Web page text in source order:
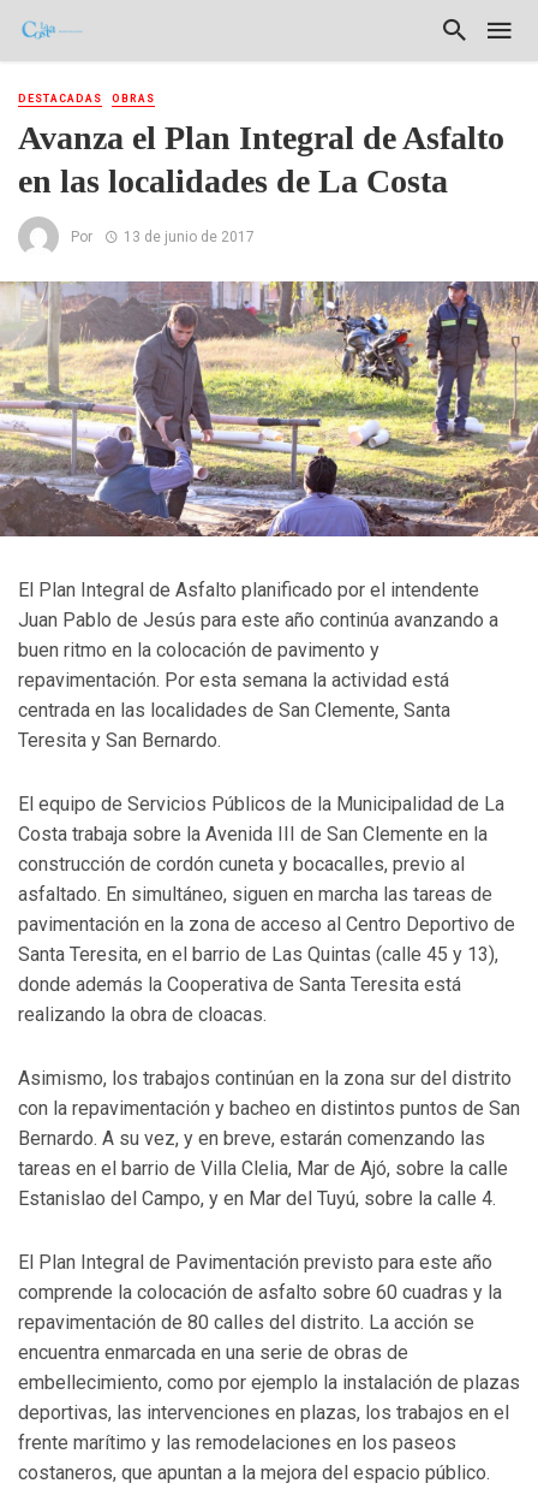
DESTACADAS OBRAS
Avanza el Plan Integral de Asfalto
en las localidades de La Costa
Por 13 de junio de 2017
El Plan Integral de Asfalto planificado por el intendente
Juan Pablo de Jesús para este año continúa avanzando a
buen ritmo en la colocación de pavimento y
repavimentación. Por esta semana la actividad está
centrada en las localidades de San Clemente, Santa
Teresita y San Bernardo.
El equipo de Servicios Públicos de la Municipalidad de La
Costa trabaja sobre la Avenida III de San Clemente en la
construcción de cordón cuneta y bocacalles, previo al
asfaltado. En simultáneo, siguen en marcha las tareas de
pavimentación en la zona de acceso al Centro Deportivo de
Santa Teresita, en el barrio de Las Quintas (calle 45 y 13),
donde además la Cooperativa de Santa Teresita está
realizando la obra de cloacas.
Asimismo, los trabajos continúan en la zona sur del distrito
con la repavimentación y bacheo en distintos puntos de San
Bernardo. A su vez, y en breve, estarán comenzando las
tareas en el barrio de Villa Clelia, Mar de Ajó, sobre la calle
Estanislao del Campo, y en Mar del Tuyú, sobre la calle 4.
El Plan Integral de Pavimentación previsto para este año
comprende la colocación de asfalto sobre 60 cuadras y la
repavimentación de 80 calles del distrito. La acción se
encuentra enmarcada en una serie de obras de
embellecimiento, como por ejemplo la instalación de plazas
deportivas, las intervenciones en plazas, los trabajos en el
frente marítimo y las remodelaciones en los paseos
costaneros, que apuntan a la mejora del espacio público.